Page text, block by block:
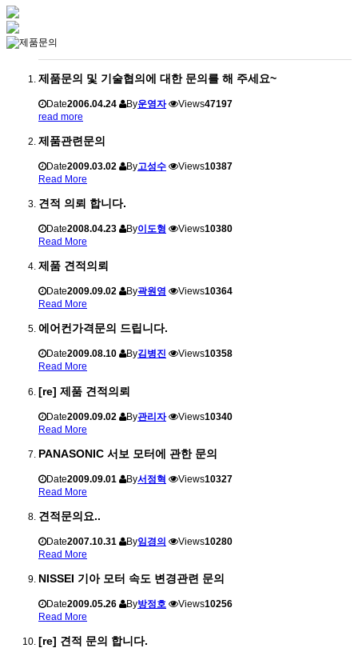
제품문의 및 기술협의에 대한 문의를 해 주세요~
Date2006.04.24 By운영자 Views47197
read more
제품관련문의
Date2009.03.02 By고성수 Views10387
Read More
견적 의뢰 합니다.
Date2008.04.23 By이도형 Views10380
Read More
제품 견적의뢰
Date2009.09.02 By곽원영 Views10364
Read More
에어컨가격문의 드립니다.
Date2009.08.10 By김병진 Views10358
Read More
[re] 제품 견적의뢰
Date2009.09.02 By관리자 Views10340
Read More
PANASONIC 서보 모터에 관한 문의
Date2009.09.01 By서정혁 Views10327
Read More
견적문의요..
Date2007.10.31 By임경의 Views10280
Read More
NISSEI 기아 모터 속도 변경관련 문의
Date2009.05.26 By방정호 Views10256
Read More
[re] 견적 문의 합니다.